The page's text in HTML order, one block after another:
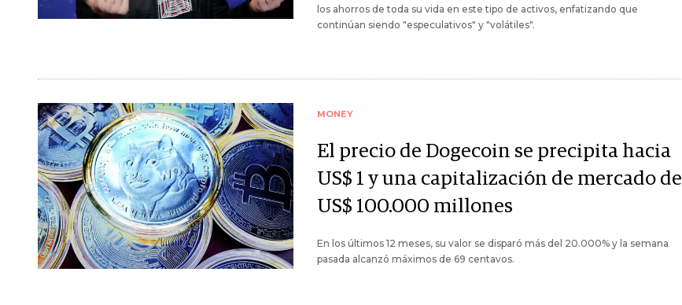
los ahorros de toda su vida en este tipo de activos, enfatizando que
continúan siendo "especulativos" y "volátiles".
MONEY
El precio de Dogecoin se precipita hacia
US$ 1 y una capitalización de mercado de
US$ 100.000 millones
En los últimos 12 meses, su valor se disparó más del 20.000% y la semana
pasada alcanzó máximos de 69 centavos.